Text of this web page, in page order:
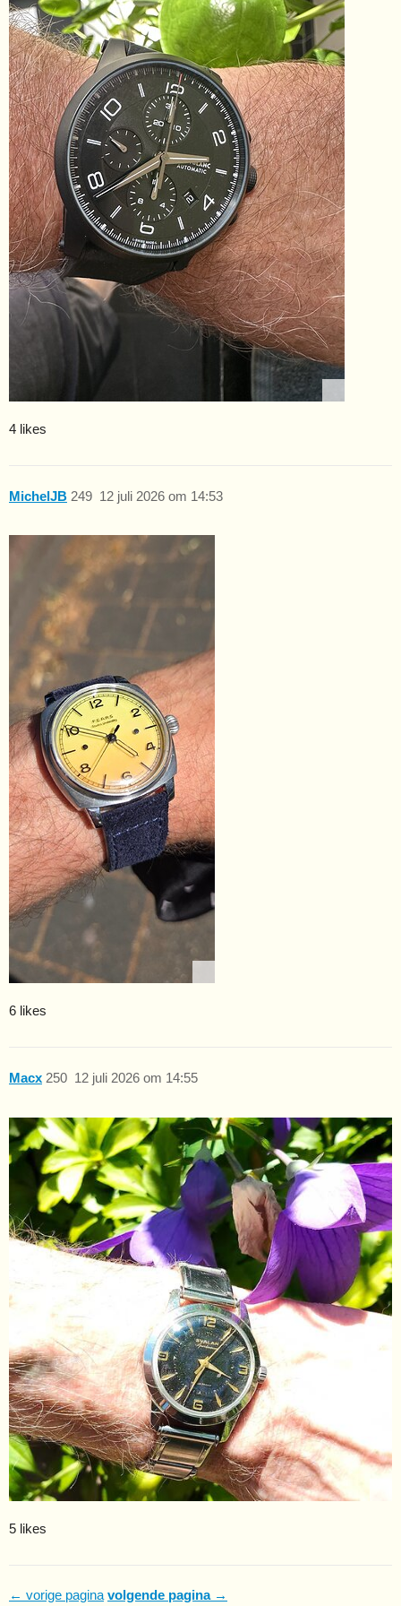
4 likes
MichelJB 12 juli 2026 om 14:53
249
6 likes
Macx 12 juli 2026 om 14:55
250
5 likes
← vorige pagina volgende pagina →